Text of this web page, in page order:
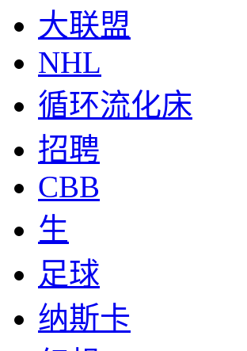
大联盟
NHL
循环流化床
招聘
CBB
生
足球
纳斯卡